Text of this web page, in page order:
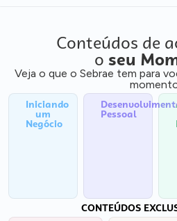
Conteúdos de
o seu
Veja o que o Sebrae tem para
Iniciando
um
Negócio
Pessoal
CONTEÚDOS